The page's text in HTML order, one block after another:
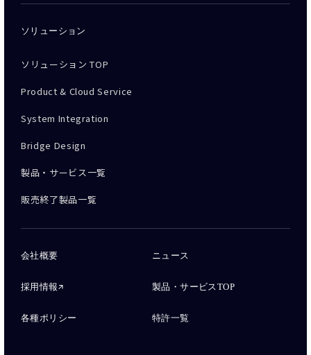
ソリューション
ソリューション TOP
Product & Cloud Service
System Integration
Bridge Design
製品・サービス一覧
販売終了製品一覧
会社概要 ニュース
採用情報 製品・サービスTOP
各種ポリシー 特許一覧